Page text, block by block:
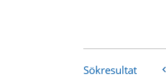
Sökresultat